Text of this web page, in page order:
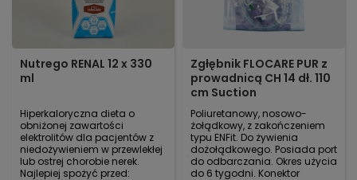
Nutrego RENAL 12 x 330
ml
Hiperkaloryczna dieta o
obniżonej zawartości
elektrolitów dla pacjentów z
niedożywieniem w przewlekłej
lub ostrej chorobie nerek.
Najlepiej spożyć przed:
Zgłębnik FLOCARE PUR z
prowadnicą CH 14 dł. 110
cm Suction
Poliuretanowy, nosowo-
żołądkowy, z zakończeniem
typu ENFit. Do żywienia
dożołądkowego. Posiada port
do odbarczania. Okres użycia
do 6 tygodni. Konektor